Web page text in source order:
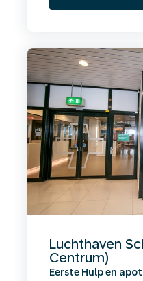
Luchthaven
Centrum)
Eerste Hulp en